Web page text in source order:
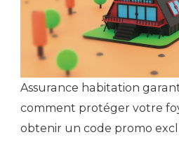
Assurance habitation
comment protéger votre
obtenir un code promo